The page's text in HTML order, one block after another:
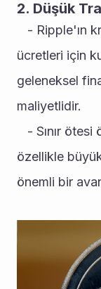
2. Düşük
ücretleri için
geleneksel
maliyetlidir.
özellikle
önemli bir